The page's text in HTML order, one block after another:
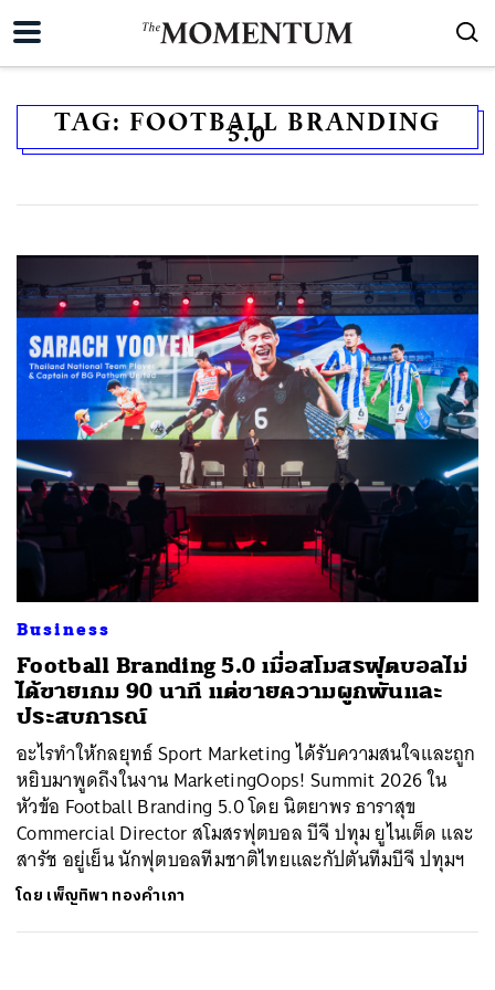
TAG: FOOTBALL BRANDING
5.0
Business
Football Branding 5.0 เมื่อสโมสรฟุตบอลไม่
ได้ขายเกม 90 นาที แต่ขายความผูกพันและ
ประสบการณ์
อะไรทำให้กลยุทธ์ Sport Marketing ได้รับความสนใจและถูก
หยิบมาพูดถึงในงาน MarketingOops! Summit 2026 ใน
หัวข้อ Football Branding 5.0 โดย นิตยาพร ธาราสุข
Commercial Director สโมสรฟุตบอล บีจี ปทุม ยูไนเต็ด และ
สารัช อยู่เย็น นักฟุตบอลทีมชาติไทยและกัปตันทีมบีจี ปทุมฯ
โดย เพ็ญทิพา ทองคำเภา